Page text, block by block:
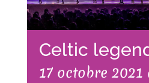
Celtic
17 octobre